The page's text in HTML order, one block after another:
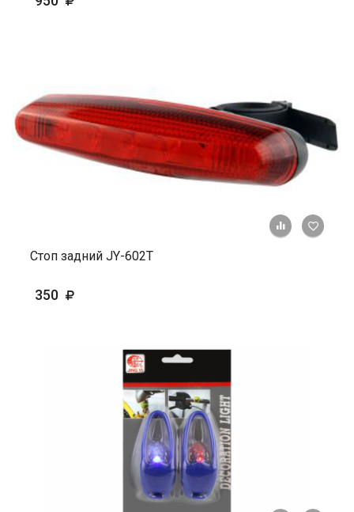
+ К
Стоп задний JY-602Т
350